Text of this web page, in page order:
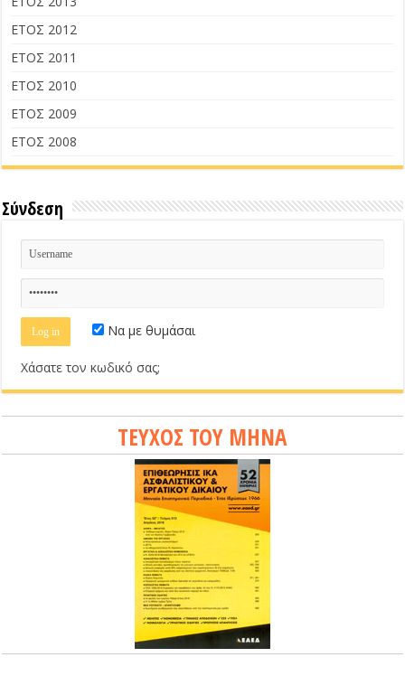
ΕΤΟΣ 2012
ΕΤΟΣ 2011
ΕΤΟΣ 2010
ΕΤΟΣ 2009
ΕΤΟΣ 2008
Σύνδεση
Να με θυμάσαι
Χάσατε τον κωδικό σας;
ΤΕΥΧΟΣ ΤΟΥ ΜΗΝΑ